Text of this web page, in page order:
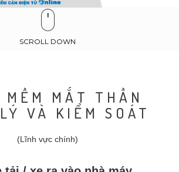
SCROLL DOWN
MỀM MẮT THẦN
VÀ KIỂM SOÁT
(Lĩnh vực chính)